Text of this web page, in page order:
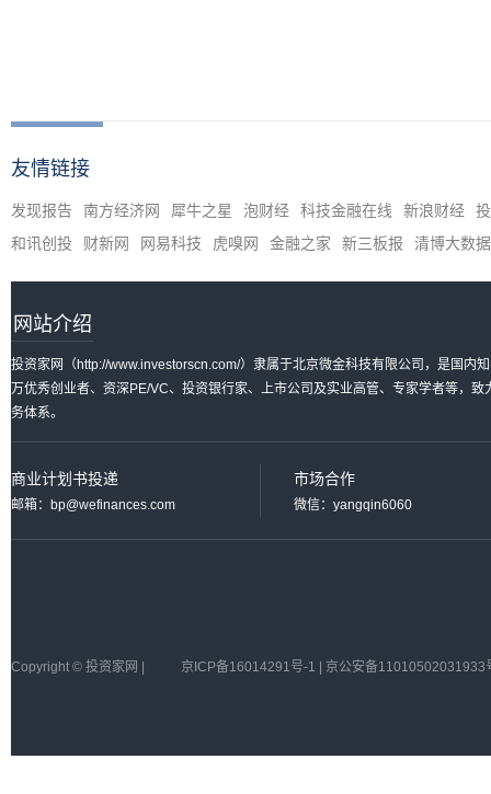
友情链接
发现报告 南方经济网 犀牛之星 泡财经 科技金融在线 新浪财经
和讯创投
财新网 网易科技 虎嗅网 金融之家 新三板报 清博大数据
网站介绍
投资家网（http://www.investorscn.com/）隶属于北京微金科技有限公司，是国内
万优秀创业者、资深PE/VC、投资银行家、上市公司及实业高管、专家学者等，
务体系。
商业计划书投递
邮箱：bp@wefinances.com
市场合作
微信：yangqin6060
Copyright © 投资家网 | 京ICP备16014291号-1 | 京公安备11010502031933